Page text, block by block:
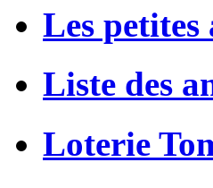
Les petites
Liste des
Loterie